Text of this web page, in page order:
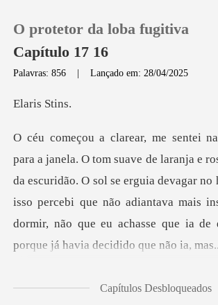
Loja
Histórico
Sair
O protetor da loba fugitiva
Capítulo 17 16
Palavras: 856 |Lançado em: 28/04/2025
is S
da escuridão. O sol se erguia devagar no
isso percebi que não adiantava mais
Capítulos Desbloqueados